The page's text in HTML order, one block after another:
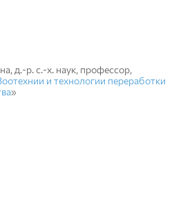
д.-р. с.-х. наук, профессор,
и технологии переработки
»